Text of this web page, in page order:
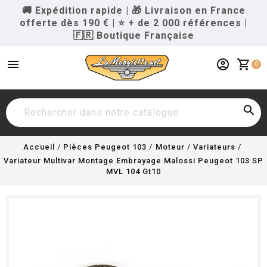
🚚 Expédition rapide | 🎁 Livraison en France
offerte dès 190 € | ⭐ + de 2 000 références |
🇫🇷 Boutique Française
menu shopping_cart 0
account_circle

Accueil Pièces Peugeot 103 Moteur
Variateurs
Variateur Multivar Montage Embrayage Malossi Peugeot 103 SP
MVL 104 Gt10